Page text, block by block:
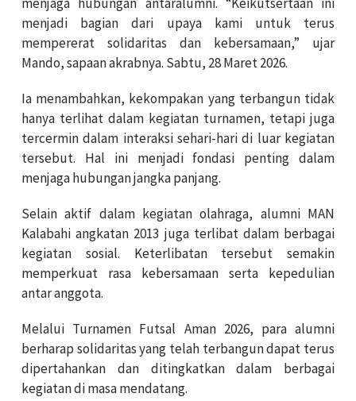
menjadi bagian dari upaya kami untuk terus
mempererat solidaritas dan kebersamaan,” ujar
Mando, sapaan akrabnya. Sabtu, 28 Maret 2026.
Ia menambahkan, kekompakan yang terbangun tidak
hanya terlihat dalam kegiatan turnamen, tetapi juga
tercermin dalam interaksi sehari-hari di luar kegiatan
tersebut. Hal ini menjadi fondasi penting dalam
menjaga hubungan jangka panjang.
Selain aktif dalam kegiatan olahraga, alumni MAN
Kalabahi angkatan 2013 juga terlibat dalam berbagai
kegiatan sosial. Keterlibatan tersebut semakin
memperkuat rasa kebersamaan serta kepedulian
antar anggota.
Melalui Turnamen Futsal Aman 2026, para alumni
berharap solidaritas yang telah terbangun dapat terus
dipertahankan dan ditingkatkan dalam berbagai
kegiatan di masa mendatang.